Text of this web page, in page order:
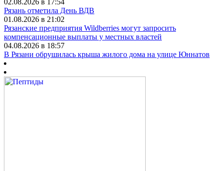
02.08.2026 в 17:54
Рязань отметила День ВДВ
01.08.2026 в 21:02
Рязанские предприятия Wildberries могут запросить
компенсационные выплаты у местных властей
04.08.2026 в 18:57
В Рязани обрушилась крыша жилого дома на улице Юннатов